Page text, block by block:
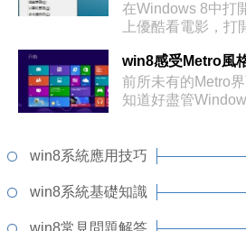
在Windows 8中打
上優酷看電影，打
win8感受Metro風
前所未有的Metro
知道好盡管Window
win8系統應用技巧
win8系統基礎知識
win8常見問題解答